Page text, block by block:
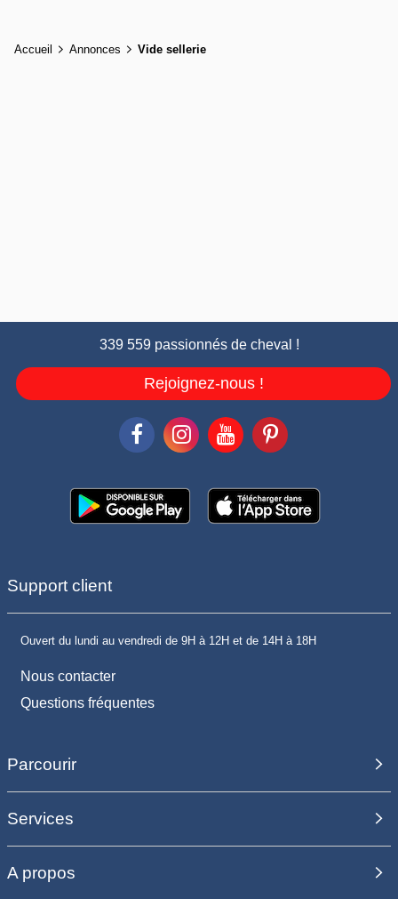
Accueil Annonces Vide sellerie
339 559 passionnés de cheval !
Rejoignez-nous !
Support client
Ouvert du lundi au vendredi de 9H à 12H et de 14H à 18H
Nous contacter
Questions fréquentes
Parcourir
Services
A propos